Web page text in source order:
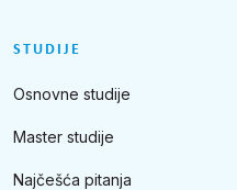
STUDIJE
Osnovne studije
Master studije
Najčešća pitanja